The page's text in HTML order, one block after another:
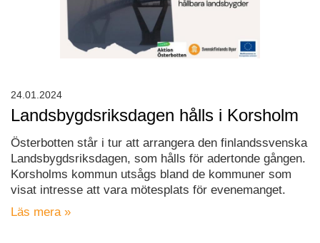
Landsbygdsriksdagen hålls i Korsholm
Österbotten står i tur att arrangera den finlandssvenska
Landsbygdsriksdagen, som hålls för adertonde gången.
Korsholms kommun utsågs bland de kommuner som
visat intresse att vara mötesplats för evenemanget.
Läs mera »
24.01.2024